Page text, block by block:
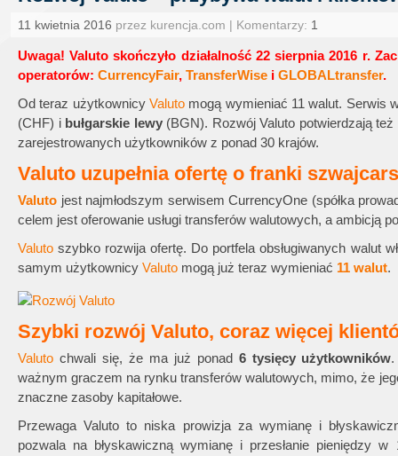
11 kwietnia 2016 przez kurencja.com | Komentarzy: 1
Uwaga! Valuto skończyło działalność 22 sierpnia 2016 r.
operatorów: CurrencyFair, TransferWise i GLOBALtransfer.
Od teraz użytkownicy Valuto mogą wymieniać 11 walut. Serwis
(CHF) i bułgarskie lewy(BGN). Rozwój Valuto potwierdzają
zarejestrowanych użytkowników z ponad 30 krajów.
Valuto uzupełnia ofertę o franki
Valuto jest najmłodszym serwisem CurrencyOne (spółka
celem jest oferowanie usługi transferów walutowych, a ambicją
Valuto szybko rozwija ofertę. Do portfela obsługiwanych walut
samym użytkownicy Valuto mogą już teraz wymieniać 11 walut.
Szybki rozwój Valuto, coraz więcej
Valuto chwali się, że ma już ponad 6 tysięcy użytkowników.
ważnym graczem na rynku transferów walutowych, mimo, że
znaczne zasoby kapitałowe.
Przewaga Valuto to niska prowizja za wymianę i
pozwala na błyskawiczną wymianę i przesłanie pieniędzy